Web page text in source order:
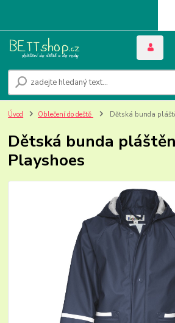
Úvod Oblečení do deště Dětská bunda
Dětská bunda
Playshoes